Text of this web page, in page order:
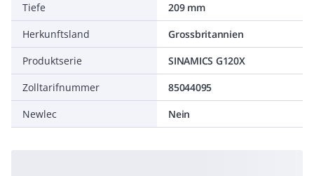
Tiefe
209 mm
Herkunftsland
Grossbritannien
Produktserie
SINAMICS G120X
Zolltarifnummer
85044095
Newlec
Nein